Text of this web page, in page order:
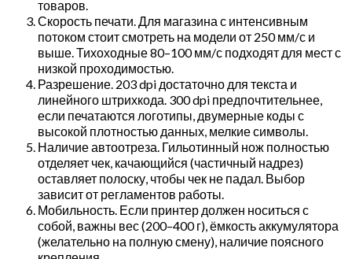
товаров.
Скорость печати. Для магазина с интенсивным
потоком стоит смотреть на модели от 250 мм/с и
выше. Тихоходные 80–100 мм/с подходят для мест с
низкой проходимостью.
Разрешение. 203 dpi достаточно для текста и
линейного штрихкода. 300 dpi предпочтительнее,
если печатаются логотипы, двумерные коды с
высокой плотностью данных, мелкие символы.
Наличие автоотреза. Гильотинный нож полностью
отделяет чек, качающийся (частичный надрез)
оставляет полоску, чтобы чек не падал. Выбор
зависит от регламентов работы.
Мобильность. Если принтер должен носиться с
собой, важны вес (200–400 г), ёмкость аккумулятора
(желательно на полную смену), наличие поясного